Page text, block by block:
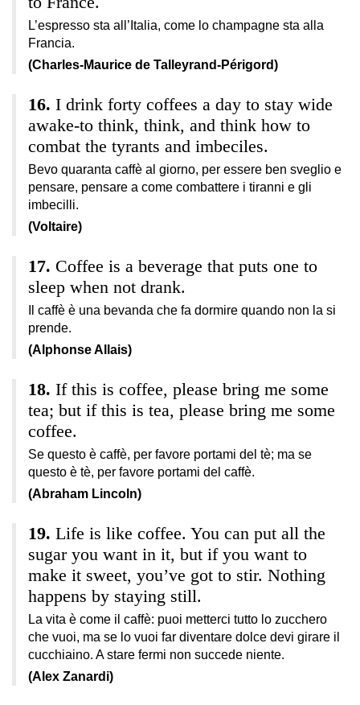
L’espresso sta all’Italia, come lo champagne sta alla
Francia.
(Charles-Maurice de Talleyrand-Périgord)
I drink forty coffees a day to stay wide
awake-to think, think, and think how to
combat the tyrants and imbeciles.
Bevo quaranta caffè al giorno, per essere ben sveglio e
pensare, pensare a come combattere i tiranni e gli
imbecilli.
(Voltaire)
Coffee is a beverage that puts one to
sleep when not drank.
Il caffè è una bevanda che fa dormire quando non la si
prende.
(Alphonse Allais)
If this is coffee, please bring me some
tea; but if this is tea, please bring me some
coffee.
Se questo è caffè, per favore portami del tè; ma se
questo è tè, per favore portami del caffè.
(Abraham Lincoln)
Life is like coffee. You can put all the
sugar you want in it, but if you want to
make it sweet, you’ve got to stir. Nothing
happens by staying still.
La vita è come il caffè: puoi metterci tutto lo zucchero
che vuoi, ma se lo vuoi far diventare dolce devi girare il
cucchiaino. A stare fermi non succede niente.
(Alex Zanardi)